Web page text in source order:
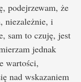
podejrzewam, że
niezależnie, i
sam to czuję, jest
jednak
wartości,
nad wskazaniem